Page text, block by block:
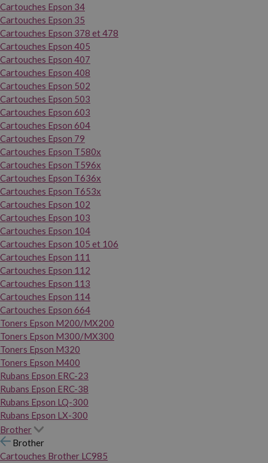
Cartouches Epson 34
Cartouches Epson 35
Cartouches Epson 378 et 478
Cartouches Epson 405
Cartouches Epson 407
Cartouches Epson 408
Cartouches Epson 502
Cartouches Epson 503
Cartouches Epson 603
Cartouches Epson 604
Cartouches Epson 79
Cartouches Epson T580x
Cartouches Epson T596x
Cartouches Epson T636x
Cartouches Epson T653x
Cartouches Epson 102
Cartouches Epson 103
Cartouches Epson 104
Cartouches Epson 105 et 106
Cartouches Epson 111
Cartouches Epson 112
Cartouches Epson 113
Cartouches Epson 114
Cartouches Epson 664
Toners Epson M200/MX200
Toners Epson M300/MX300
Toners Epson M320
Toners Epson M400
Rubans Epson ERC-23
Rubans Epson ERC-38
Rubans Epson LQ-300
Rubans Epson LX-300
Brother
Brother
Cartouches Brother LC985